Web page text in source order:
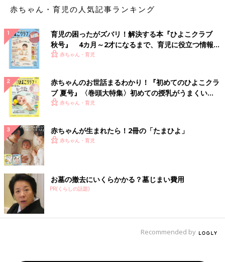
赤ちゃん・育児の人気記事ランキング
育児の困ったがズバリ！解決する本『ひよこクラブ
秋号』 4カ月～2才になるまで、育児に役立つ情報が
いっぱい！
赤ちゃん・育児
赤ちゃんのお世話まるわかり！『初めてのひよこクラ
ブ 夏号』〈巻頭大特集〉初めての授乳がうまくい
く！ おっぱい・ミルクの基本と夏のトラブル 解決テ
赤ちゃん・育児
赤ちゃんが生まれたら！2冊の「たまひよ」
赤ちゃん・育児
お墓の撤去にいくらかかる？墓じまい費用
PR(くらしの話題)
Recommended by